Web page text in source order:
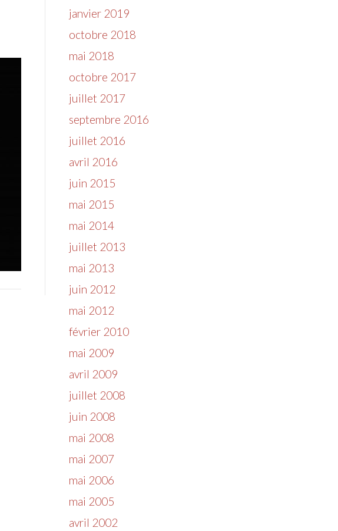
janvier 2019
octobre 2018
mai 2018
octobre 2017
juillet 2017
septembre 2016
juillet 2016
avril 2016
juin 2015
mai 2015
mai 2014
juillet 2013
mai 2013
juin 2012
mai 2012
février 2010
mai 2009
avril 2009
juillet 2008
juin 2008
mai 2008
mai 2007
mai 2006
mai 2005
avril 2002